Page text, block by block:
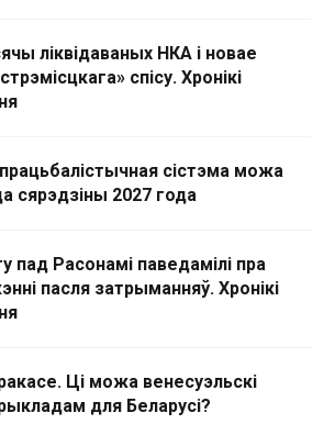
ліквідаваных НКА і новае
спісу. Хронікі
сістэма можа
сярэдзіны 2027 года
пад Расонамі паведамілі пра
пасля затрыманняў. Хронікі
Ці можа венесуэльскі
для Беларусі?